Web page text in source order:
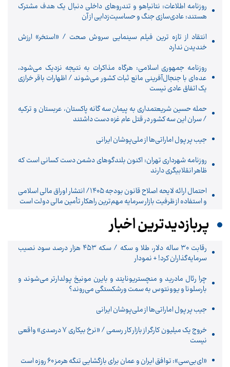
روزنامه اطلاعات: نتانیاهو و تندروهای داخلی دنبال یک هدف مشترک
هستند: عادی‌سازی جنگ و حساسیت‌زدایی از آن
انتقاد از تازه ترین فیلم سینمایی سروش صحت / «استخر» ارزش
خندیدن ندارد
روزنامه جمهوری اسلامی: هرگاه مذاکرات به نتیجه نزدیک می‌شود،
عده‌ای با جنجال‌آفرینی مانع ثبات کشور می‌شوند / اظهارات باقر خرازی
یک اتفاق عادی نیست
حمله حسین شریعتمداری به پیمان سه گانه پاکستان، عربستان و ترکیه
/ سران این سه کشور در قتل عام غزه دست داشتند
جیب پر پول اماراتی‌ها از ملی‌پوشان ایرانی
روزنامه شهرداری تهران: اکنون بلندگوهای دشمن دست کسانی است که
ظاهر انقلابیگری دارند
احتمال ارائه لایحه اصلاح قانون بودجه ۱۴۰۵/ انتشار اوراق مالی اسلامی
و استفاده از ظرفیت بازار سرمایه مهم‌ترین راهکار تأمین مالی دولت است
پربازدیدترین اخبار
رقابت ۳۰ ساله دلار، طلا و سکه / سکه ۴۵۳ هزار درصد سود نصیب
سرمایه‌گذاران کرد! + نمودار
چرا رئال مادرید و منچستریونایتد و بایرن مونیخ پولدارتر می‌شوند و
بارسلونا و یوونتوس به سمت ورشکستگی می‌روند؟
جیب پر پول اماراتی‌ها از ملی‌پوشان ایرانی
خروج یک میلیون کارگر از بازار کار رسمی / «نرخ بیکاری ۷ درصدی» واقعی
نیست
«ای‌بی‌سی»: توافق ایران و عمان برای بازگشایی تنگه هرمز ۶۰ روزه است